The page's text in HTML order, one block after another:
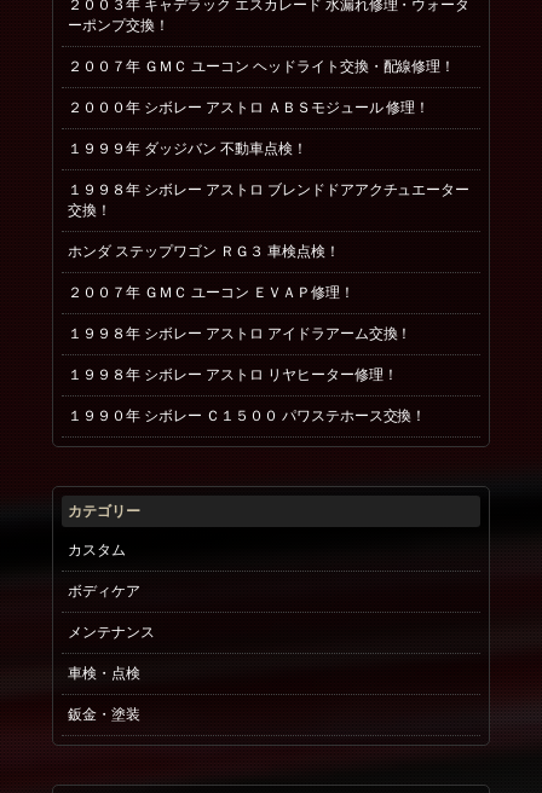
２００３年 キャデラック エスカレード 水漏れ修理・ウォータ
ーポンプ交換！
２００７年 ＧＭＣ ユーコン ヘッドライト交換・配線修理！
２０００年 シボレー アストロ ＡＢＳモジュール 修理！
１９９９年 ダッジバン 不動車点検！
１９９８年 シボレー アストロ ブレンドドアアクチュエーター
交換！
ホンダ ステップワゴン ＲＧ３ 車検点検！
２００７年 ＧＭＣ ユーコン ＥＶＡＰ修理！
１９９８年 シボレー アストロ アイドラアーム交換！
１９９８年 シボレー アストロ リヤヒーター修理！
１９９０年 シボレー Ｃ１５００ パワステホース交換！
カテゴリー
カスタム
ボディケア
メンテナンス
車検・点検
鈑金・塗装